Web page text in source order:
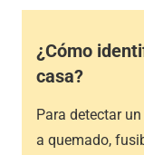
¿Cómo
casa?
Para detectar
a quemado,